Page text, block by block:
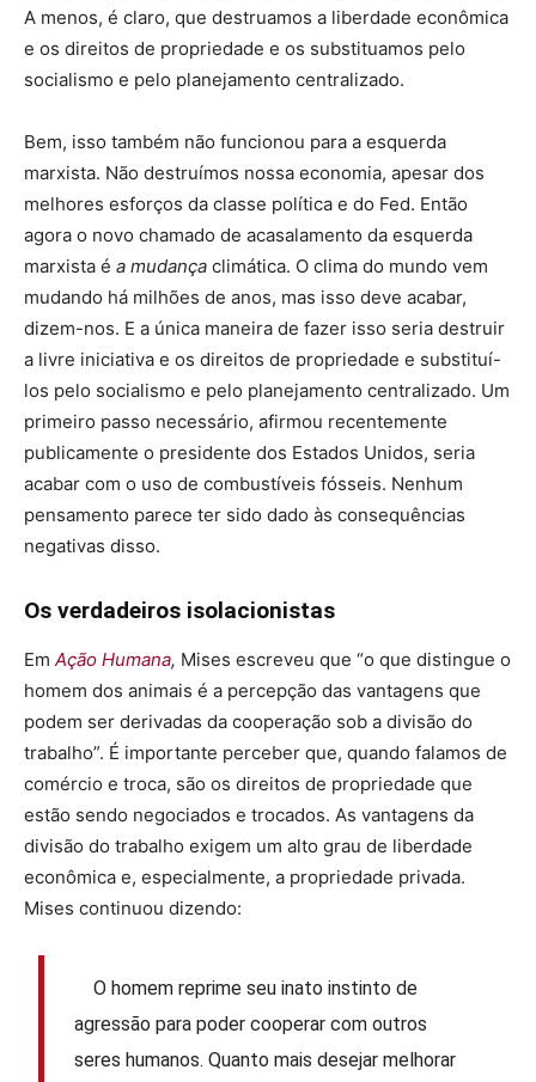
A menos, é claro, que destruamos a liberdade econômica
e os direitos de propriedade e os substituamos pelo
socialismo e pelo planejamento centralizado.
Bem, isso também não funcionou para a esquerda
marxista. Não destruímos nossa economia, apesar dos
melhores esforços da classe política e do Fed. Então
agora o novo chamado de acasalamento da esquerda
marxista é a mudança climática. O clima do mundo vem
mudando há milhões de anos, mas isso deve acabar,
dizem-nos. E a única maneira de fazer isso seria destruir
a livre iniciativa e os direitos de propriedade e substituí-
los pelo socialismo e pelo planejamento centralizado. Um
primeiro passo necessário, afirmou recentemente
publicamente o presidente dos Estados Unidos, seria
acabar com o uso de combustíveis fósseis. Nenhum
pensamento parece ter sido dado às consequências
negativas disso.
Os verdadeiros isolacionistas
Em Ação Humana, Mises escreveu que “o que distingue o
homem dos animais é a percepção das vantagens que
podem ser derivadas da cooperação sob a divisão do
trabalho”. É importante perceber que, quando falamos de
comércio e troca, são os direitos de propriedade que
estão sendo negociados e trocados. As vantagens da
divisão do trabalho exigem um alto grau de liberdade
econômica e, especialmente, a propriedade privada.
Mises continuou dizendo:
O homem reprime seu inato instinto de
agressão para poder cooperar com outros
seres humanos. Quanto mais desejar melhorar